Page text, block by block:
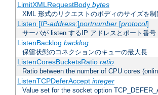
LimitXMLRequestBody bytes
XML 形式のリクエストのボディのサイズを制
Listen [IP-address:]portnumber[protocol]
サーバが listen するIP アドレスとポート番号
ListenBacklog backlog
保留状態のコネクションのキューの最大長
ListenCoresBucketsRatio ratio
Ratio between the number of CPU cores
ListenTCPDeferAccept integer
Value set for the socket option